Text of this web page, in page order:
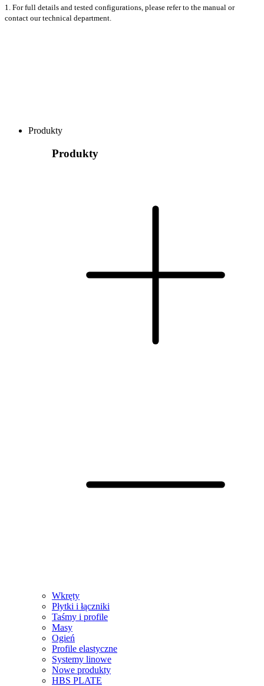
1. For full details and tested configurations, please refer to the manual or
contact our technical department.
Produkty
Produkty
Wkręty
Płytki i łączniki
Taśmy i profile
Masy
Ogień
Profile elastyczne
Systemy linowe
Nowe produkty
HBS PLATE